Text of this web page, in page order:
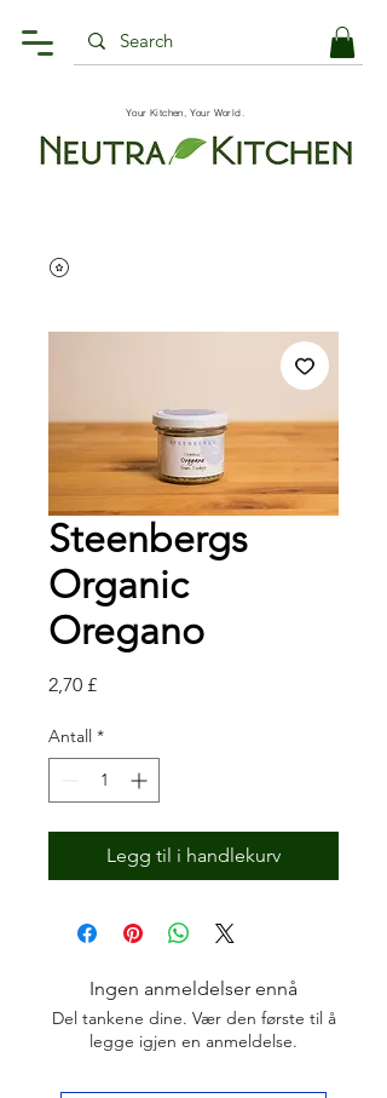
Your Kitchen, Your World.
Steenbergs
Organic
Oregano
2,70 £Pris
Antall *
Legg til i handlekurv
Ingen anmeldelser ennå
Del tankene dine. Vær den første til å
legge igjen en anmeldelse.